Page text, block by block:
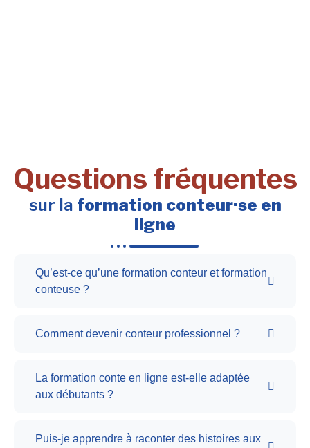
Questions fréquentes
sur la formation conteur·se en
ligne
Qu’est-ce qu’une formation conteur et formation
conteuse ?
Comment devenir conteur professionnel ?
La formation conte en ligne est-elle adaptée
aux débutants ?
Puis-je apprendre à raconter des histoires aux